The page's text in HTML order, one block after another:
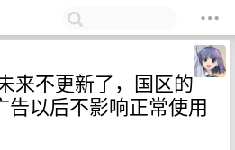
来不更新了，国区的
告以后不影响正常使用